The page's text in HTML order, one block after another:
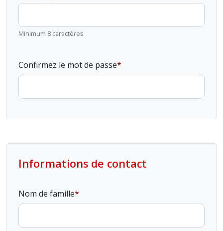
Minimum 8 caractères
Confirmez le mot de passe
Informations de contact
Nom de famille